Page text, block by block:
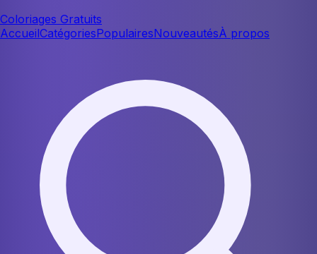
Coloriages Gratuits
AccueilCatégoriesPopulairesNouveautésÀ propos